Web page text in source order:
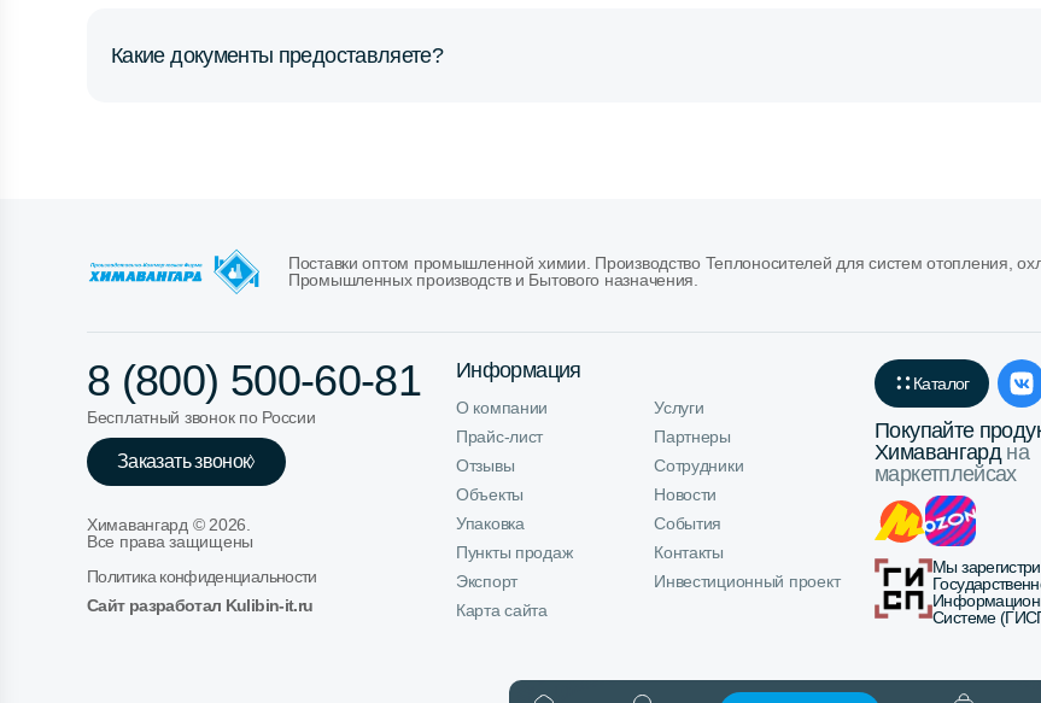
Какие документы предоставляете?
Поставки оптом промышленной химии. Производство Теплоносителей для систем отопления,
Промышленных производств и Бытового назначения.
8 (800) 500-60-81
Бесплатный звонок по России
Заказать звонок
Химавангард © 2026
Все права защищены
Политика конфиденциальности
Сайт разработал Kulibin-it.ru
Информация
О компании
Услуги
Прайс-лист
Партнеры
Отзывы
Сотрудники
Объекты
Новости
Упаковка
События
Пункты продаж
Контакты
Экспорт
Инвестиционный проект
Карта сайта
Каталог
Покупайте
Химавангард на
маркетплейсах
Мы
Системе